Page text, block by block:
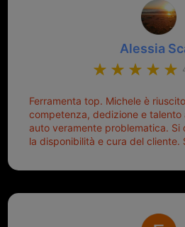
Alessia
Ferramenta top. Michele è
competenza, dedizione e talento
auto veramente problematica. Si
la disponibilità e cura del cliente.